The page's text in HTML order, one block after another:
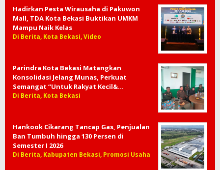
Hadirkan Pesta Wirausaha di Pakuwon
Mall, TDA Kota Bekasi Buktikan UMKM
Mampu Naik Kelas
Di Berita, Kota Bekasi, Video
Parindra Kota Bekasi Matangkan
Konsolidasi Jelang Munas, Perkuat
Semangat “Untuk Rakyat Kecil&…
Di Berita, Kota Bekasi
Hankook Cikarang Tancap Gas, Penjualan
Ban Tumbuh hingga 130 Persen di
Semester I 2026
Di Berita, Kabupaten Bekasi, Promosi Usaha